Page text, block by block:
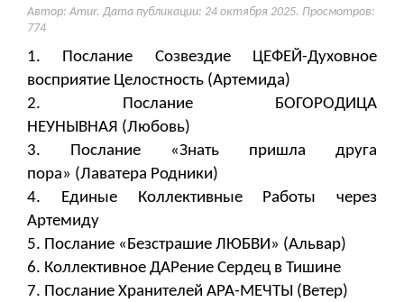
Автор: Amur. Дата публикации: 24 октября 2025. Просмотров:
774
1. Послание Созвездие ЦЕФЕЙ-Духовное
восприятие Целостность (Артемида)
2. Послание БОГОРОДИЦА
НЕУНЫВНАЯ (Любовь)
3. Послание «Знать пришла друга
пора» (Лаватера Родники)
4. Единые Коллективные Работы через
Артемиду
5. Послание «Безстрашие ЛЮБВИ» (Альвар)
6. Коллективное ДАРение Сердец в Тишине
7. Послание Хранителей АРА-МЕЧТЫ (Ветер)